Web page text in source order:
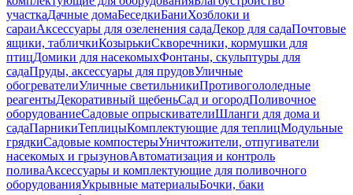
участкаДачные домаБеседкиБаниХозблоки и
сараиАксессуары для озеленения садаДекор для садаПочтовые
ящики, табличкиКозырькиСкворечники, кормушки для
птицДомики для насекомыхФонтаны, скульптуры для
садаПруды, аксессуары для прудовУличные
обогревателиУличные светильникиПротивогололедные
реагентыДекоративный щебеньСад и огородПоливочное
оборудованиеСадовые опрыскивателиШланги для дома и
садаПарникиТеплицыКомплектующие для теплицМодульные
грядкиСадовые компостерыУничтожители, отпугиватели
насекомых и грызуновАвтоматизация и контроль
поливаАксессуары и комплектующие для поливочного
оборудованияУкрывные материалыБочки, баки